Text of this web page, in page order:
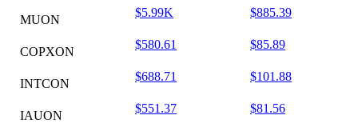
MUON
$5.99K $885.39
COPXON
$580.61 $85.89
INTCON
$688.71 $101.88
IAUON
$551.37 $81.56